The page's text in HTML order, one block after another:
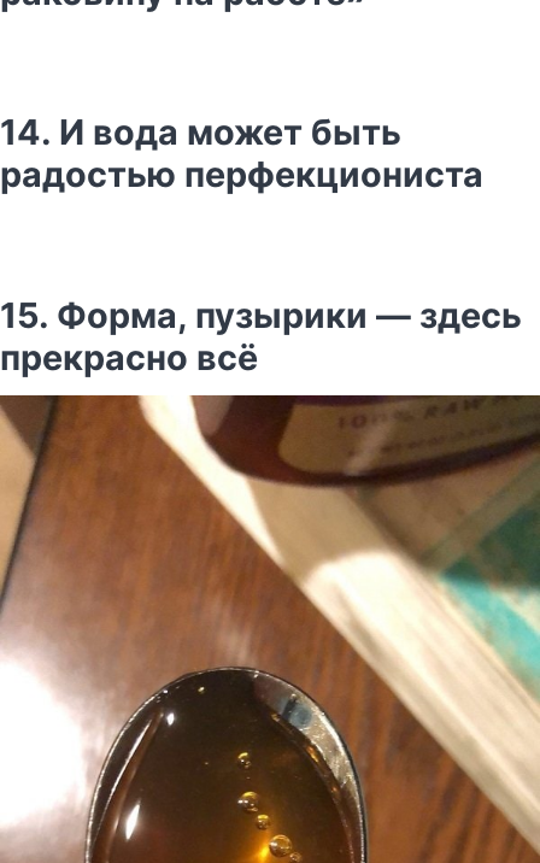
14. И вода может быть
радостью перфекциониста
15. Форма, пузырики — здесь
прекрасно всё